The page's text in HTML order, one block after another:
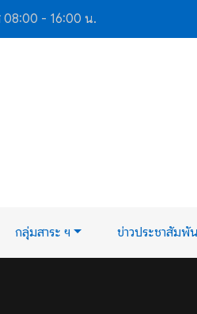
08:00 - 16:00 น.
กลุ่มสาระ ฯ ข่าวประชาสัมพั